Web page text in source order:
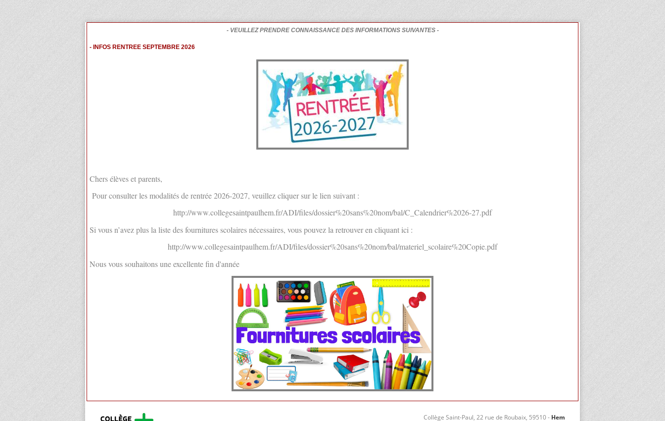
- VEUILLEZ PRENDRE CONNAISSANCE DES INFORMATIONS SUIVANTES -
- INFOS RENTREE SEPTEMBRE 2026
Chers élèves et parents,
Pour consulter les modalités de rentrée 2026-2027, veuillez cliquer sur le lien suivant :
http://www.collegesaintpaulhem.fr/ADI/files/dossier%20sans%20nom/bal/C_Calendrier%2026-27.pdf
Si vous n’avez plus la liste des fournitures scolaires nécessaires, vous pouvez la retrouver en cliquant ici :
http://www.collegesaintpaulhem.fr/ADI/files/dossier%20sans%20nom/bal/materiel_scolaire%20Copie.pdf
Nous vous souhaitons une excellente fin d'année
Collège Saint-Paul, 22 rue de Roubaix, 59510 - Hem